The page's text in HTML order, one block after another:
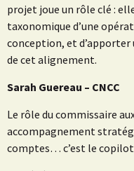
projet joue un rôle clé :
taxonomique d’une
conception, et
de cet alignement.
Sarah Guereau – CNCC
Le rôle du commissaire
accompagnement
comptes… c’est le